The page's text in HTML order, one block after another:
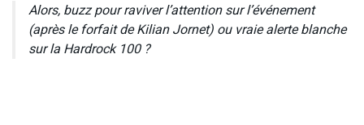
Alors, buzz pour raviver l’attention sur l’événement
(après le forfait de Kilian Jornet) ou vraie alerte blanche
sur la Hardrock 100 ?